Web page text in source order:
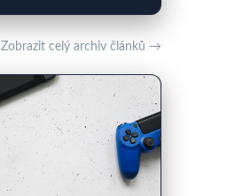
Zobrazit celý archiv článků →